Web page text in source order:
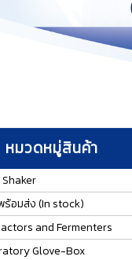
หมวดหมู่สินค้า
ร้อมส่ง (In stock)
and Fermenters
Glove-Box